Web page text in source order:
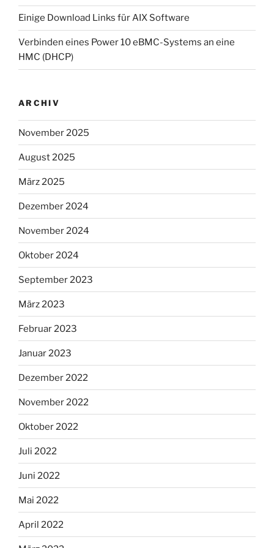
Einige Download Links für AIX Software
Verbinden eines Power 10 eBMC-Systems an eine
HMC (DHCP)
ARCHIV
November 2025
August 2025
März 2025
Dezember 2024
November 2024
Oktober 2024
September 2023
März 2023
Februar 2023
Januar 2023
Dezember 2022
November 2022
Oktober 2022
Juli 2022
Juni 2022
Mai 2022
April 2022